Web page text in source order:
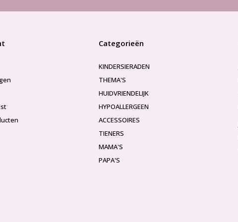
Categorieën
KINDERSIERADEN
THEMA'S
HUIDVRIENDELIJK
HYPOALLERGEEN
ACCESSOIRES
TIENERS
MAMA'S
PAPA'S